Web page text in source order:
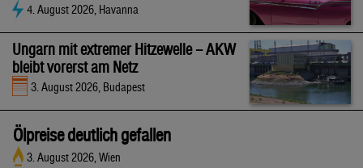
4. August 2026, Havanna
Ungarn mit extremer Hitzewelle – AKW
bleibt vorerst am Netz
3. August 2026, Budapest
Ölpreise deutlich gefallen
3. August 2026, Wien